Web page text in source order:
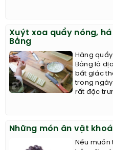
Xuýt xoa quẩy nóng,
Bằng
Hàng
Bằng là
bất giác
trong
rất đặc
Những món ăn vặt
Nếu muốn